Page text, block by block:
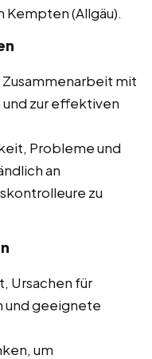
Kempten (Allgäu).
Zusammenarbeit mit
zur effektiven
Probleme und
an
zu
Ursachen für
und geeignete
um